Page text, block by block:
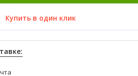
Купить в один клик